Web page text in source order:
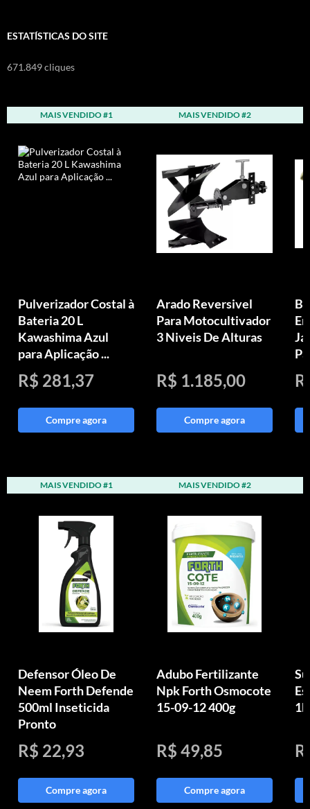
ESTATÍSTICAS DO SITE
671.849 cliques
MAIS VENDIDO #1
Pulverizador Costal à
Bateria 20 L
Kawashima Azul
para Aplicação ...
R$ 281,37
Compre agora
MAIS VENDIDO #2
Arado Reversivel
Para Motocultivador
3 Niveis De Alturas
R$ 1.185,00
Compre agora
MAIS VENDIDO #1
Defensor Óleo De
Neem Forth Defende
500ml Inseticida
Pronto
R$ 22,93
Compre agora
MAIS VENDIDO #2
Adubo Fertilizante
Npk Forth Osmocote
15-09-12 400g
R$ 49,85
Compre agora